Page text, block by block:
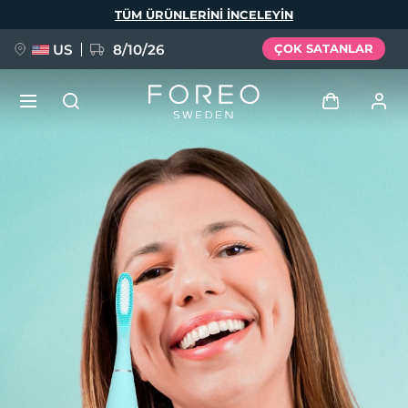
TÜM ÜRÜNLERINI INCELEYIN
US 8/10/26 ÇOK SATANLAR
Kullanici profi̇li̇
Cihazlarım
Siparişlerim
Adresim
Aboneliklerim
FAQ™ Pure Beauty-Tech Elixir
BREAKING NEWS
issa™ Teeth Whitening Set
Dil Seçimi
Deutsch
Español
Français
Italiano
Português
Svenska
Русский
简体中文 繁體中文